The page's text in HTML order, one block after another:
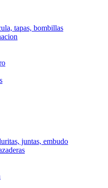
tapas, bombillas
juntas, embudo